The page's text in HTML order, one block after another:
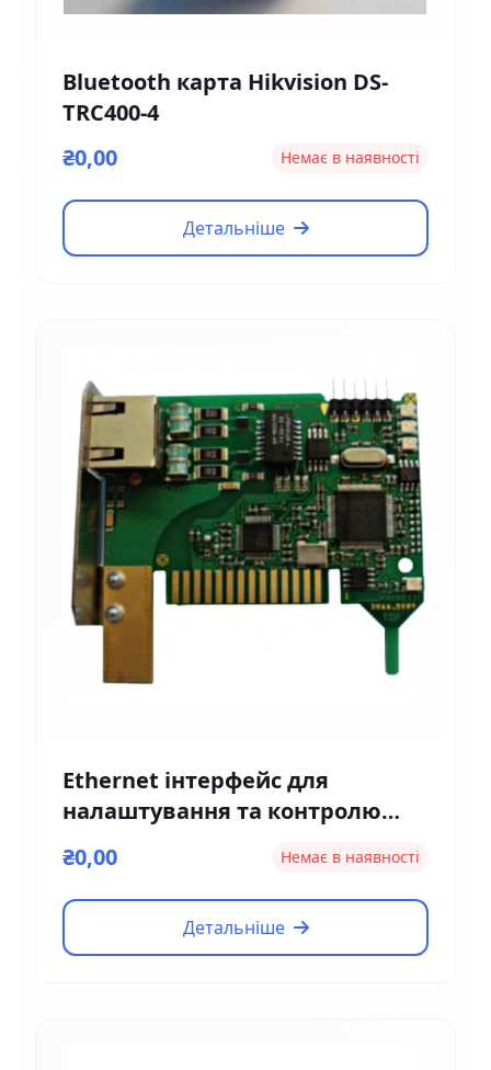
Bluetooth карта Hikvision DS-
TRC400-4
₴0,00
Немає в наявності
Детальніше
Ethernet інтерфейс для
налаштування та контролю
₴0,00 Немає в наявності
Детальніше